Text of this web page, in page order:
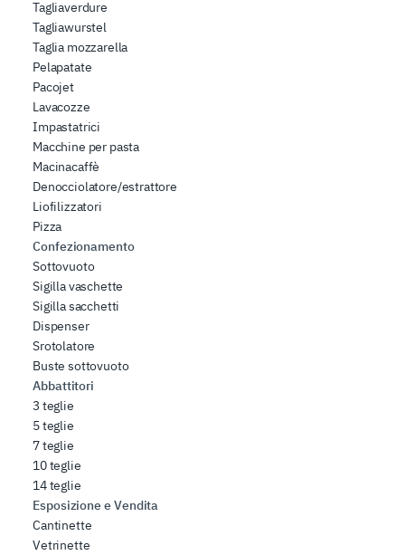
Tagliaverdure
Tagliawurstel
Taglia mozzarella
Pelapatate
Pacojet
Lavacozze
Impastatrici
Macchine per pasta
Macinacaffè
Denocciolatore/estrattore
Liofilizzatori
Pizza
Confezionamento
Sottovuoto
Sigilla vaschette
Sigilla sacchetti
Dispenser
Srotolatore
Buste sottovuoto
Abbattitori
3 teglie
5 teglie
7 teglie
10 teglie
14 teglie
Esposizione e Vendita
Cantinette
Vetrinette